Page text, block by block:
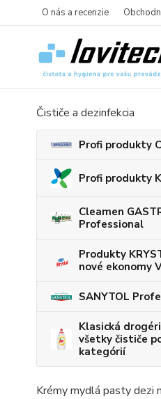
O nás a recenzie
Čističe a dezinfekcia
Profi produkty
Profi produkty
Cleamen
Professional
Produkty
nové ekonomy
SANYTOL
Klasická
všetky čističe
kategórií
Krémy mydlá pasty dezi